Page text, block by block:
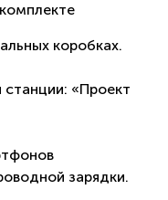
коробках.
станции: «Проект
зарядки.